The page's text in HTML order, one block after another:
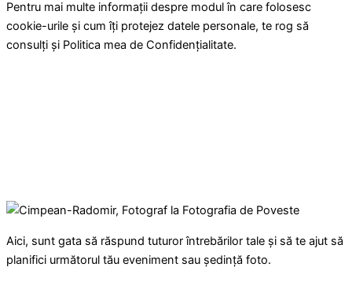
Pentru mai multe informații despre modul în care folosesc
cookie-urile și cum îți protejez datele personale, te rog să
consulți și Politica mea de Confidențialitate.
Aici, sunt gata să răspund tuturor întrebărilor tale și să te ajut să
planifici următorul tău eveniment sau ședință foto.